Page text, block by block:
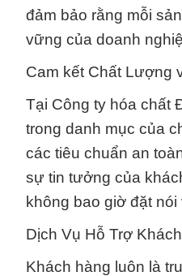
đảm bảo rằng mỗi
vững của doanh
Cam kết Chất Lượng
Tại Công ty hóa chất
trong danh mục của
các tiêu chuẩn an
sự tin tưởng của
không bao giờ đặt nói
Dịch Vụ Hỗ Trợ
Khách hàng luôn là